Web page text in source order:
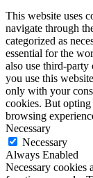
This website uses
navigate through
categorized as
essential for the
also use third-party
you use this
only with your
cookies. But
browsing
Necessary
Necessary
Always Enabled
Necessary cookies